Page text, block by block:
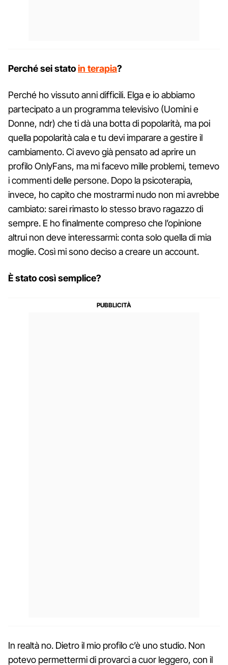
Perché sei statoin terapia?
Perché ho vissuto anni difficili. Elga e io abbiamo
partecipato a un programma televisivo (Uomini e
Donne, ndr) che ti dà una botta di popolarità, ma poi
quella popolarità cala e tu devi imparare a gestire il
cambiamento. Ci avevo già pensato ad aprire un
profilo OnlyFans, ma mi facevo mille problemi, temevo
i commenti delle persone. Dopo la psicoterapia,
invece, ho capito che mostrarmi nudo non mi avrebbe
cambiato: sarei rimasto lo stesso bravo ragazzo di
sempre. E ho finalmente compreso che l’opinione
altrui non deve interessarmi: conta solo quella di mia
moglie. Così mi sono deciso a creare un account.
È stato così semplice?
In realtà no. Dietro il mio profilo c’è uno studio. Non
potevo permettermi di provarci a cuor leggero, con il